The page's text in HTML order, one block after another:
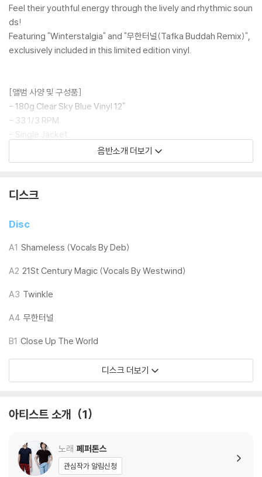
Feel their youthful energy through the lively and rhythmic soun
ds!
Featuring "Winterstalgia" and "무한터널(Tafka Buddah Remix)",
exclusively included in this limited edition vinyl.
[앨범 사양 및 구성품]
- 180g Clear Sky Blue Vinyl 12"
- 33 1/3 RPM
- Single Jacket
- Vinyl Pressed in Japan (Toyokasei)
을 시, 인정될 수 없음을 양해 바랍니다.
가 있을 경우에만 일주일 내로 가능합니다.
모델을 사용하시는 경우, 일부 트랙을 재생할 때 튀는 현상이 발생할 수 있
습니다.
- 컬러 디스크의 특성상 제작 공정 시, 앨범마다 색상차이가 나는 경우도
- 컬러 디스크는 제작 과정에서 발생한 작은 점이나 다른 색상 염료가 섞여
들어갈 수 있습니다.
※ 재킷/구성품/포장 상태
할 수 있으며 속지(이너 슬리브)는 디스크와의 접촉으로 인해 갈라질 수
있습니다.
외관상 불량 확인되는 상품을 개봉 시엔 반품/교환 처리 불가합니다.
음반소개 더보기
디스크
Disc
A1 Shameless (Vocals By Deb)
A2 21St Century Magic (Vocals By Westwind)
A3 Twinkle
A4 무한터널
B1 Close Up The World
디스크 더보기
아티스트 소개 1
노래 페퍼톤스
관심작가 알림신청